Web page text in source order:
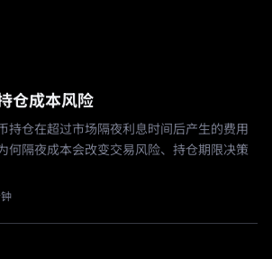
仓成本风险
持仓在超过市场隔夜利息时间后产生的费用
何隔夜成本会改变交易风险、持仓期限决策